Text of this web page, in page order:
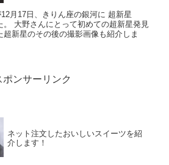
月17日、きりん座の銀河に 超新星
。 大野さんにとって初めての超新星発見
新星のその後の撮影画像も紹介しま
ポンサーリンク
ネット注文したおいしいスイーツを紹
介します！